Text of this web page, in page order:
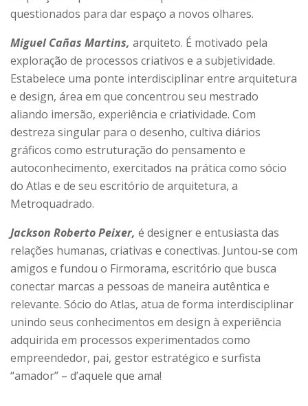
questionados para dar espaço a novos olhares.
Miguel Cañas Martins, arquiteto. É motivado pela
exploração de processos criativos e a subjetividade.
Estabelece uma ponte interdisciplinar entre arquitetura
e design, área em que concentrou seu mestrado
aliando imersão, experiência e criatividade. Com
destreza singular para o desenho, cultiva diários
gráficos como estruturação do pensamento e
autoconhecimento, exercitados na prática como sócio
do Atlas e de seu escritório de arquitetura, a
Metroquadrado.
Jackson Roberto Peixer, é designer e entusiasta das
relações humanas, criativas e conectivas. Juntou-se com
amigos e fundou o Firmorama, escritório que busca
conectar marcas a pessoas de maneira autêntica e
relevante. Sócio do Atlas, atua de forma interdisciplinar
unindo seus conhecimentos em design à experiência
adquirida em processos experimentados como
empreendedor, pai, gestor estratégico e surfista
“amador” – d’aquele que ama!